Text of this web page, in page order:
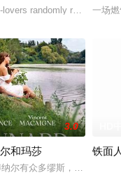
lovers randomly reconnect.
一场
实题材电影，以“山海相恋
3.0
和玛莎
尔有众多缪斯，其中如果
铁面